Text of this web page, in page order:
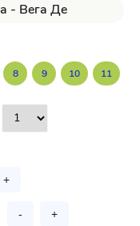
- Вега Де
8 9 10 11
+
- +